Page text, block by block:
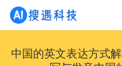
中国的英文表达方式